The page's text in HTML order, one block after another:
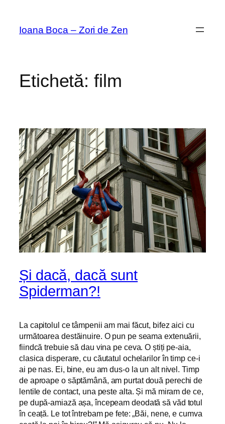
conținut
Ioana Boca – Zori de Zen
Etichetă: film
Și dacă, dacă sunt
Spiderman?!
La capitolul ce tâmpenii am mai făcut, bifez aici cu
următoarea destăinuire. O pun pe seama extenuării,
fiindcă trebuie să dau vina pe ceva. O știți pe-aia,
clasica disperare, cu căutatul ochelarilor în timp ce-i
ai pe nas. Ei, bine, eu am dus-o la un alt nivel. Timp
de aproape o săptămână, am purtat două perechi de
lentile de contact, una peste alta. Și mă miram de ce,
pe după-amiază așa, începeam deodată să văd totul
în ceață. Le tot întrebam pe fete: „Băi, nene, e cumva